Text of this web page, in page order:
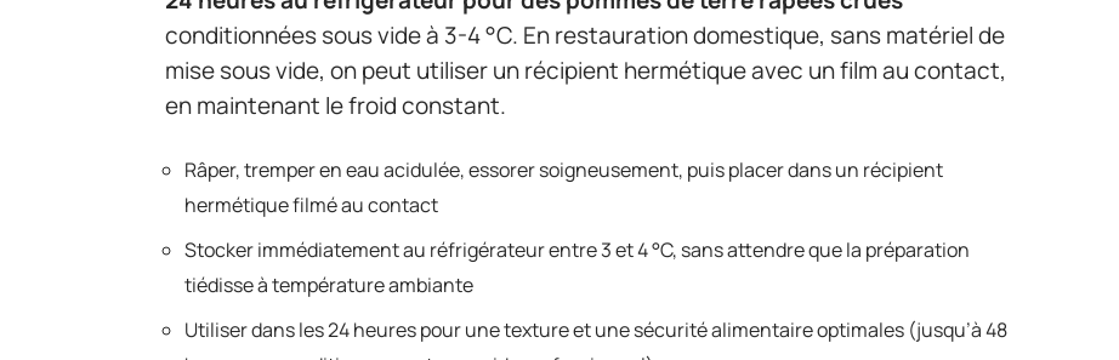
conditionnées sous vide à 3-4 °C. En restauration domestique, sans matériel de
mise sous vide, on peut utiliser un récipient hermétique avec un film au contact,
en maintenant le froid constant.
Râper, tremper en eau acidulée, essorer soigneusement, puis placer dans un récipient
hermétique filmé au contact
Stocker immédiatement au réfrigérateur entre 3 et 4 °C, sans attendre que la préparation
tiédisse à température ambiante
Utiliser dans les 24 heures pour une texture et une sécurité alimentaire optimales (jusqu’à 48